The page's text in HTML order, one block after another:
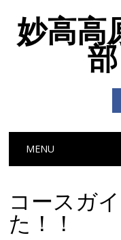
妙高高
Main menu
MENU
コースガ
た！！